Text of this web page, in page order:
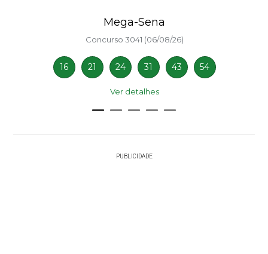
Mega-Sena
Concurso 3041 (06/08/26)
16 21 24 31 43 54
Ver detalhes
PUBLICIDADE